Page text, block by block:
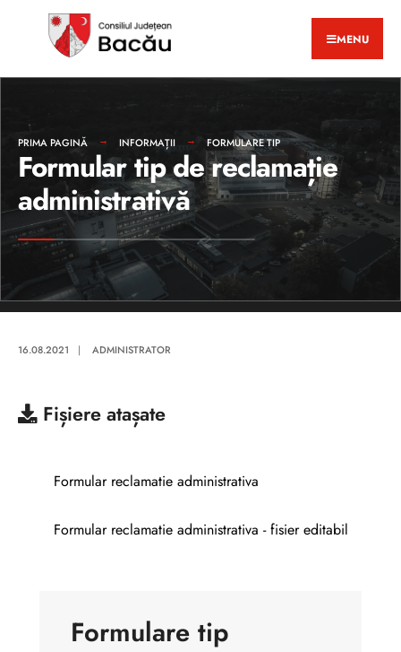
MENU
PRIMA PAGINĂ INFORMAȚII FORMULARE TIP
Formular tip de reclamație
administrativă
16.08.2021 | ADMINISTRATOR
Fișiere atașate
Formular reclamatie administrativa
Formular reclamatie administrativa - fisier editabil
Formulare tip